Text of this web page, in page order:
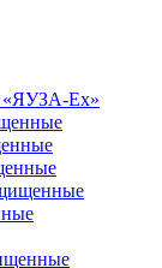
«ЯУЗА-Ех»